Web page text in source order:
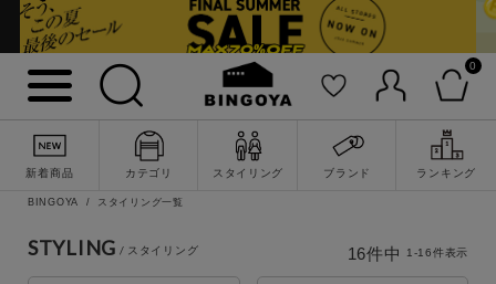
0
新着商品 カテゴリ スタイリング ブランド ランキング
BINGOYA スタイリング一覧
STYLING 16件中 1-16件表示